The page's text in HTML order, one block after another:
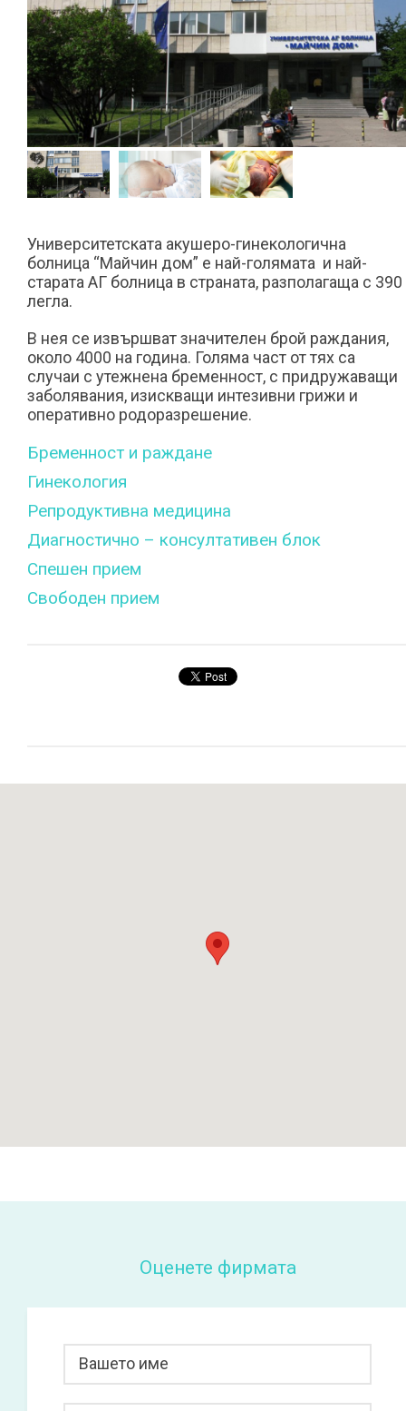
Университетската акушеро-гинекологична
болница “Майчин дом” е най-голямата и най-
старата АГ болница в страната, разполагаща с 390
легла.
В нея се извършват значителен брой раждания,
около 4000 на година. Голяма част от тях са
случаи с утежнена бременност, с придружаващи
заболявания, изискващи интезивни грижи и
оперативно родоразрешение.
Бременност и раждане
Гинекология
Репродуктивна медицина
Диагностично – консултативен блок
Спешен прием
Свободен прием
Оценете фирмата
Вашето име